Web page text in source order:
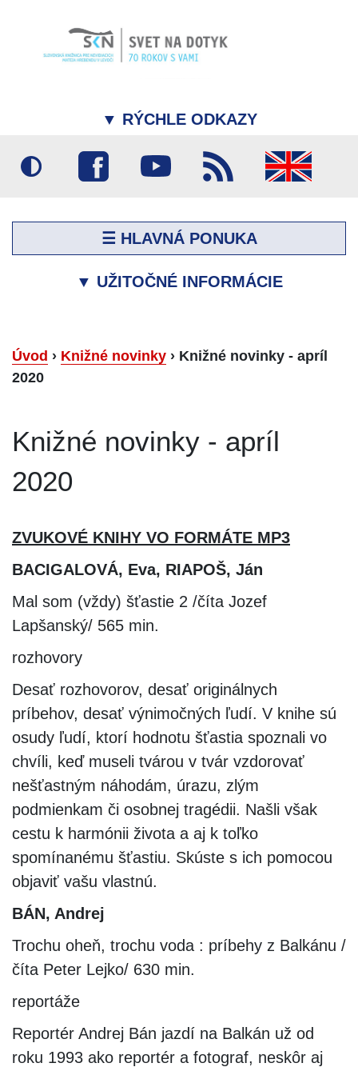
▼ RÝCHLE ODKAZY
☰ HLAVNÁ PONUKA
▼ UŽITOČNÉ INFORMÁCIE
Úvod › Knižné novinky › Knižné novinky - apríl
2020
Knižné novinky - apríl
2020
ZVUKOVÉ KNIHY VO FORMÁTE MP3
BACIGALOVÁ, Eva, RIAPOŠ, Ján
Mal som (vždy) šťastie 2 /číta Jozef
Lapšanský/ 565 min.
rozhovory
Desať rozhovorov, desať originálnych
príbehov, desať výnimočných ľudí. V knihe sú
osudy ľudí, ktorí hodnotu šťastia spoznali vo
chvíli, keď museli tvárou v tvár vzdorovať
nešťastným náhodám, úrazu, zlým
podmienkam či osobnej tragédii. Našli však
cestu k harmónii života a aj k toľko
spomínanému šťastiu. Skúste s ich pomocou
objaviť vašu vlastnú.
BÁN, Andrej
Trochu oheň, trochu voda : príbehy z Balkánu /
číta Peter Lejko/ 630 min.
reportáže
Reportér Andrej Bán jazdí na Balkán už od
roku 1993 ako reportér a fotograf, neskôr aj